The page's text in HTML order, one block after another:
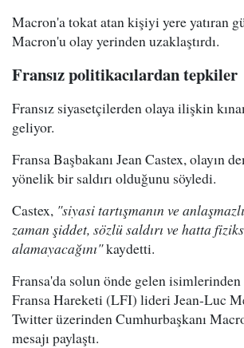
Macron'a tokat atan kişiyi yere yatıran
Macron'u olay yerinden uzaklaştırdı.
Fransız politikacılardan tepkiler
Fransız siyasetçilerden olaya ilişkin
geliyor.
Fransa Başbakanı Jean Castex, olayın
yönelik bir saldırı olduğunu söyledi.
Castex, "siyasi tartışmanın ve
zaman şiddet, sözlü saldırı ve hatta
alamayacağını"kaydetti.
Fransa'da solun önde gelen
Fransa Hareketi (LFI) lideri Jean-Luc
Twitter üzerinden Cumhurbaşkanı
mesajı paylaştı.